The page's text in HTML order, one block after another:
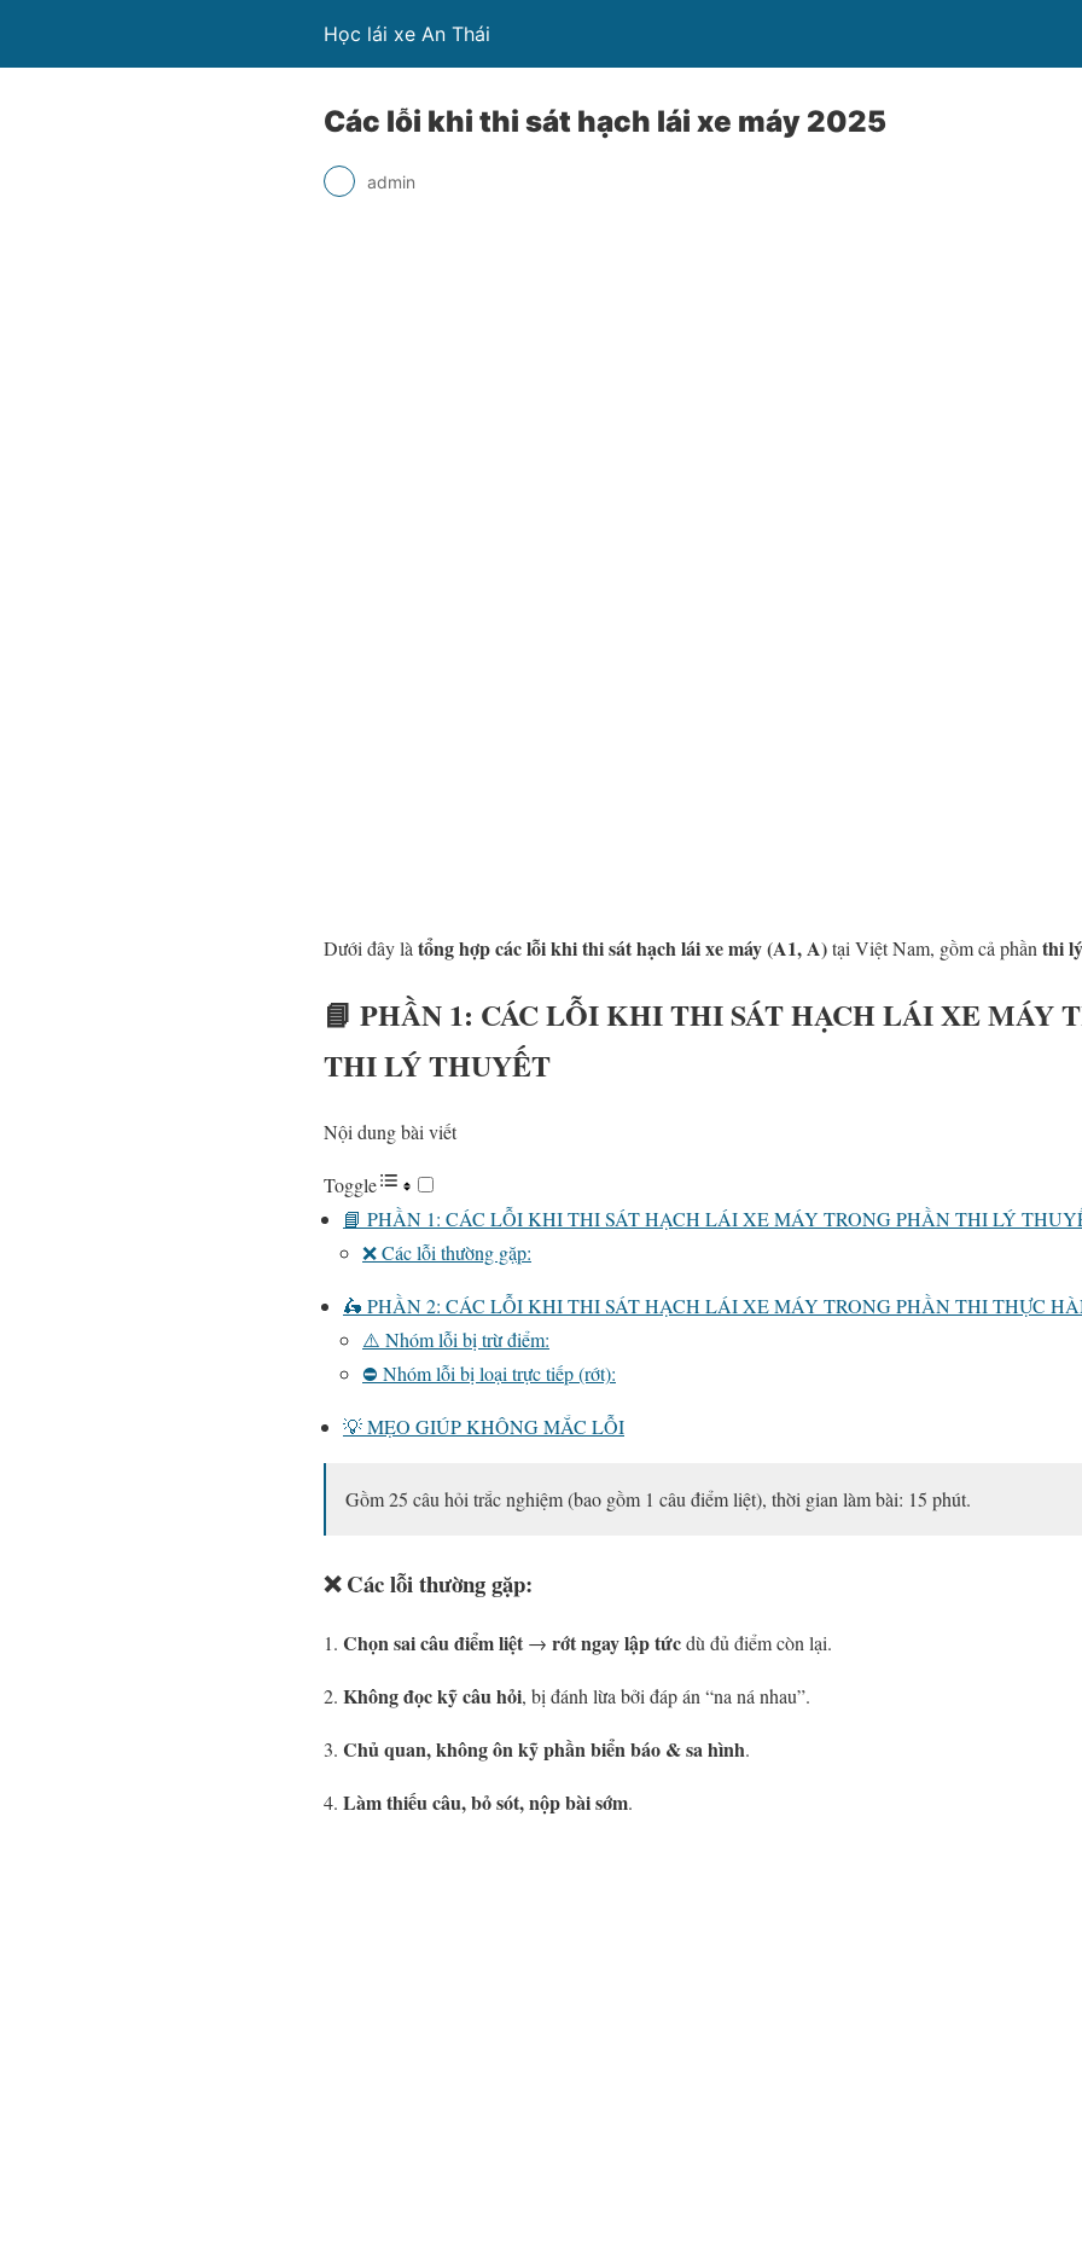
Học lái xe An Thái
Các lỗi khi thi sát hạch lái xe máy 2025
admin
Dưới đây là tổng hợp các lỗi khi thi sát hạch lái xe máy (A1, A)tại Việt Nam, gồm cả phần thi
📘 PHẦN 1: CÁC LỖI KHI THI SÁT HẠCH LÁI XE MÁY
THI LÝ THUYẾT
Nội dung bài viết
Toggle
📘 PHẦN 1: CÁC LỖI KHI THI SÁT HẠCH LÁI XE MÁY TRONG PHẦN THI LÝ
❌ Các lỗi thường gặp:
🛵 PHẦN 2: CÁC LỖI KHI THI SÁT HẠCH LÁI XE MÁY TRONG PHẦN THI THỰC
⚠️ Nhóm lỗi bị trừ điểm:
⛔ Nhóm lỗi bị loại trực tiếp (rớt):
💡 MẸO GIÚP KHÔNG MẮC LỖI
Gồm 25 câu hỏi trắc nghiệm (bao gồm 1 câu điểm liệt), thời gian làm bài: 15 phút.
❌ Các lỗi thường gặp:
Chọn sai câu điểm liệt → rớt ngay lập tứcdù đủ điểm còn lại.
Không đọc kỹ câu hỏi, bị đánh lừa bởi đáp án “na ná nhau”.
Chủ quan, không ôn kỹ phần biển báo & sa hình.
Làm thiếu câu, bỏ sót, nộp bài sớm.